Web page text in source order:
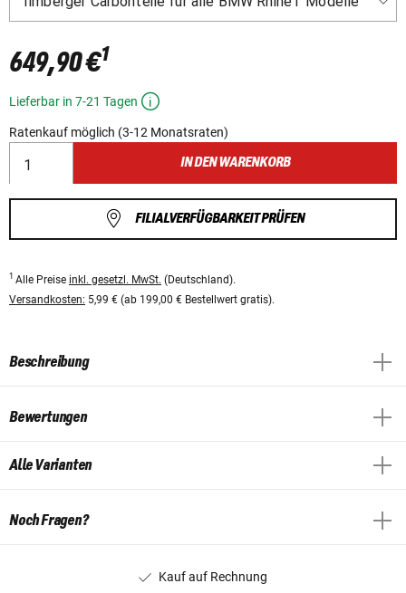
649,90 €1
Lieferbar in 7-21 Tagen
Ratenkauf möglich (3-12 Monatsraten)
IN DEN WARENKORB
FILIALVERFÜGBARKEIT PRÜFEN
1 Alle Preise inkl. gesetzl. MwSt. (Deutschland).
Versandkosten: 5,99 € (ab 199,00 € Bestellwert gratis).
Beschreibung
Bewertungen
Alle Varianten
Noch Fragen?
Kauf auf Rechnung